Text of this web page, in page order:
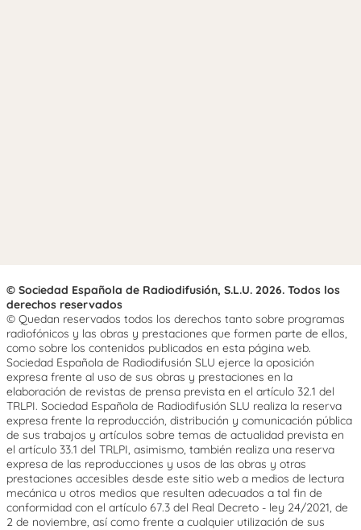
© Sociedad Española de Radiodifusión, S.L.U. 2026. Todos los
derechos reservados
© Quedan reservados todos los derechos tanto sobre programas
radiofónicos y las obras y prestaciones que formen parte de ellos,
como sobre los contenidos publicados en esta página web.
Sociedad Española de Radiodifusión SLU ejerce la oposición
expresa frente al uso de sus obras y prestaciones en la
elaboración de revistas de prensa prevista en el artículo 32.1 del
TRLPI. Sociedad Española de Radiodifusión SLU realiza la reserva
expresa frente la reproducción, distribución y comunicación pública
de sus trabajos y artículos sobre temas de actualidad prevista en
el artículo 33.1 del TRLPI, asimismo, también realiza una reserva
expresa de las reproducciones y usos de las obras y otras
prestaciones accesibles desde este sitio web a medios de lectura
mecánica u otros medios que resulten adecuados a tal fin de
conformidad con el artículo 67.3 del Real Decreto - ley 24/2021, de
2 de noviembre, así como frente a cualquier utilización de sus